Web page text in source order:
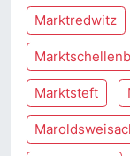
Marktredwitz
Marktsteft